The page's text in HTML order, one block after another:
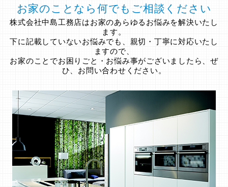
お家のことなら何でもご相談ください
株式会社中島工務店はお家のあらゆるお悩みを解決いたし
ます。
下に記載していないお悩みでも、親切・丁寧に対応いたし
ますので、
お家のことでお困りごと・お悩み事がございましたら、ぜ
ひ、お問い合わせください。